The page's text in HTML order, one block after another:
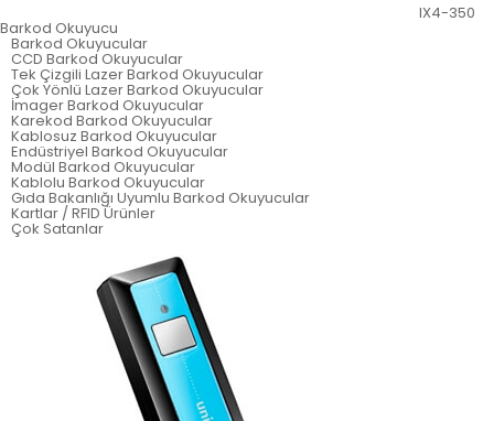
IX4-350
Barkod Okuyucu
Barkod Okuyucular
CCD Barkod Okuyucular
Tek Çizgili Lazer Barkod Okuyucular
Çok Yönlü Lazer Barkod Okuyucular
İmager Barkod Okuyucular
Karekod Barkod Okuyucular
Kablosuz Barkod Okuyucular
Endüstriyel Barkod Okuyucular
Modül Barkod Okuyucular
Kablolu Barkod Okuyucular
Gıda Bakanlığı Uyumlu Barkod Okuyucular
Kartlar / RFID Ürünler
Çok Satanlar